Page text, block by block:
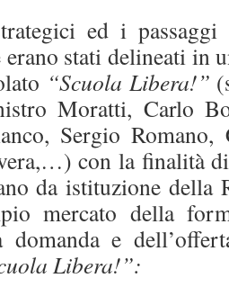
ed i passaggi
stati delineati in
“Scuola Libera!”
Moratti, Carlo
Sergio
con la finalità
da istituzione della
mercato della
domanda e
Libera!”: